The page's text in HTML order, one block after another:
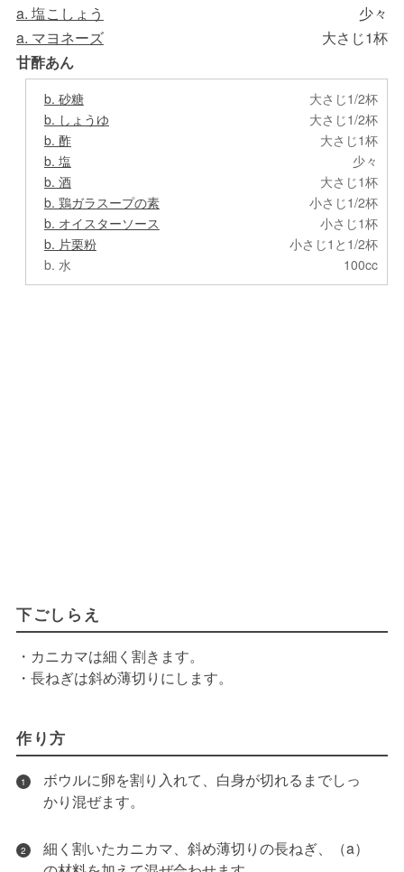
a. 塩こしょう
少々
a. マヨネーズ
大さじ1杯
甘酢あん
b. 砂糖
大さじ1/2杯
b. しょうゆ
大さじ1/2杯
b. 酢
大さじ1杯
b. 塩
少々
b. 酒
大さじ1杯
b. 鶏ガラスープの素
小さじ1/2杯
b. オイスターソース
小さじ1杯
b. 片栗粉
小さじ1と1/2杯
b. 水
100cc
下ごしらえ
・カニカマは細く割きます。
・長ねぎは斜め薄切りにします。
作り方
1
ボウルに卵を割り入れて、白身が切れるまでしっ
かり混ぜます。
2
細く割いたカニカマ、斜め薄切りの長ねぎ、（a）